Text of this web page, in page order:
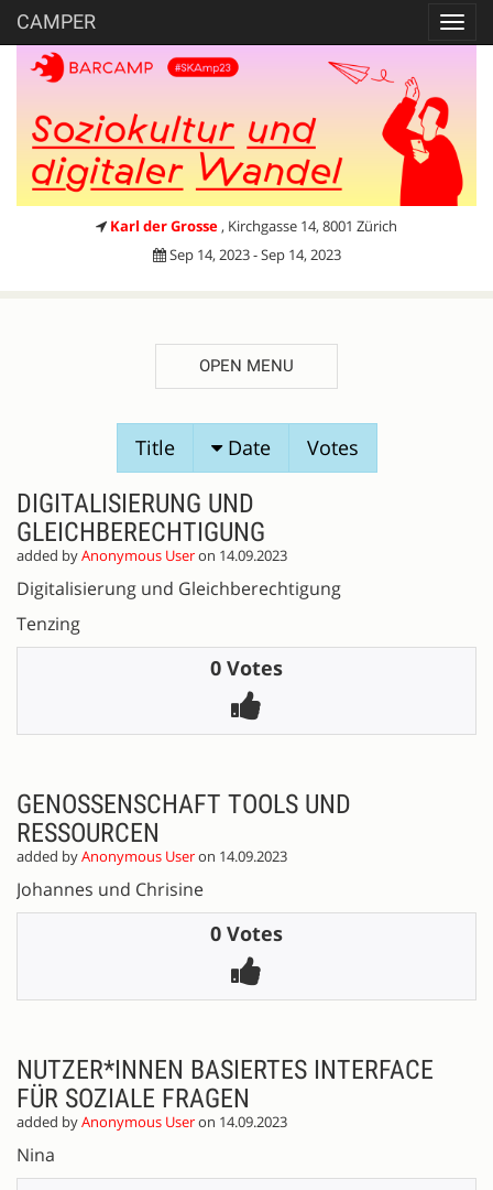
CAMPER
Karl der Grosse , Kirchgasse 14, 8001 Zürich
Sep 14, 2023 - Sep 14, 2023
OPEN MENU
Title Date Votes
DIGITALISIERUNG UND
GLEICHBERECHTIGUNG
added byAnonymous Useron 14.09.2023
Digitalisierung und Gleichberechtigung
Tenzing
0 Votes
GENOSSENSCHAFT TOOLS UND
RESSOURCEN
added byAnonymous Useron 14.09.2023
Johannes und Chrisine
0 Votes
NUTZER*INNEN BASIERTES INTERFACE
FÜR SOZIALE FRAGEN
added byAnonymous Useron 14.09.2023
Nina